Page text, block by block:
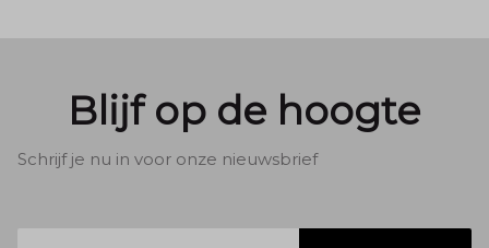
Blijf op de hoogte
Schrijf je nu in voor onze nieuwsbrief